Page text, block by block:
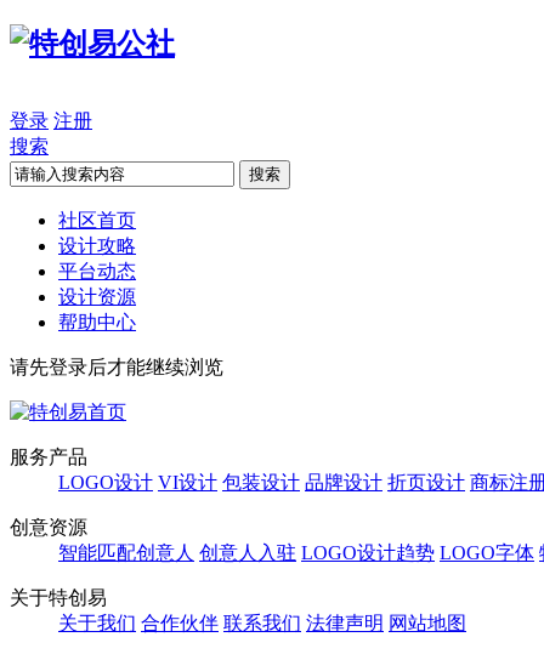
登录 注册
搜索
搜索
社区首页
设计攻略
平台动态
设计资源
帮助中心
请先登录后才能继续浏览
服务产品
LOGO设计 VI设计 包装设计 品牌设计 折页设计 商标注
创意资源
智能匹配创意人 创意人入驻 LOGO设计趋势 LOGO字体
关于特创易
关于我们 合作伙伴 联系我们 法律声明 网站地图